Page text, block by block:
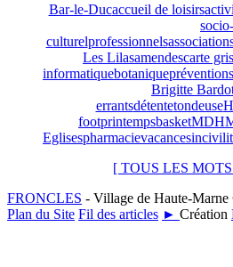
Bar-le-Ducaccueil de loisirs
socio-
culturelprofessionnels
Les Lilasamendescarte
informatiquebotaniqueprévention
Brigitte
errantsdétentetondeuse
footprintempsbasket
Eglisespharmacievacances
[ TOUS LES
FRONCLES - Village de Haute-
Plan du Site Fil des articles ► Création